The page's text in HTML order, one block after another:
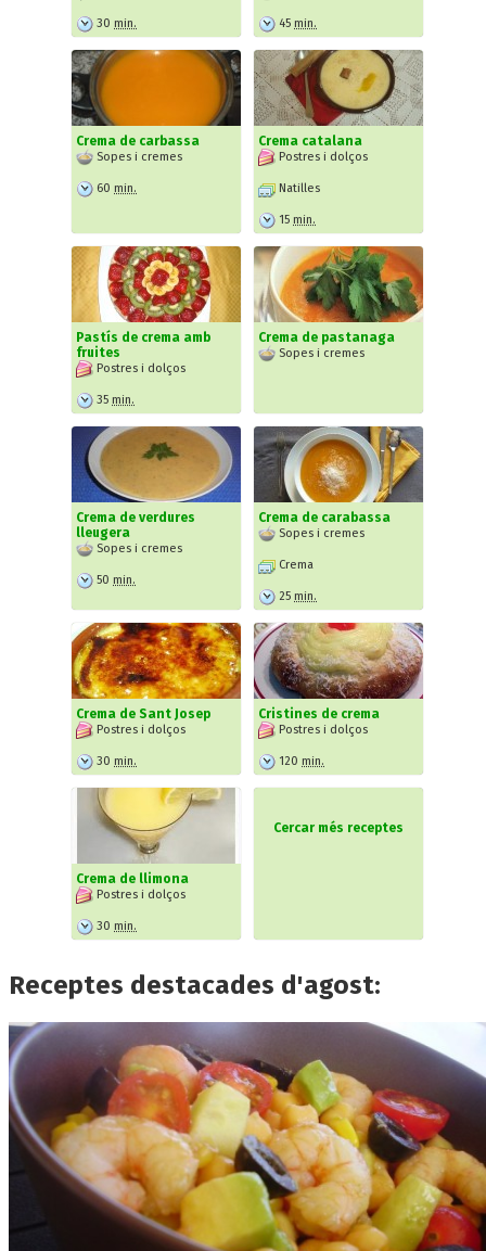
30 min. 45 min.
Crema de carbassa
Sopes i cremes
60 min.
Crema catalana
Postres i dolços
Natilles
15 min.
Pastís de crema amb
fruites
Postres i dolços
35 min.
Crema de pastanaga
Sopes i cremes
Crema de verdures
lleugera
Sopes i cremes
50 min.
Crema de carabassa
Sopes i cremes
Crema
25 min.
Crema de Sant Josep
Postres i dolços
30 min.
Cristines de crema
Postres i dolços
120 min.
Crema de llimona
Postres i dolços
30 min.
Cercar més receptes
Receptes destacades d'agost: